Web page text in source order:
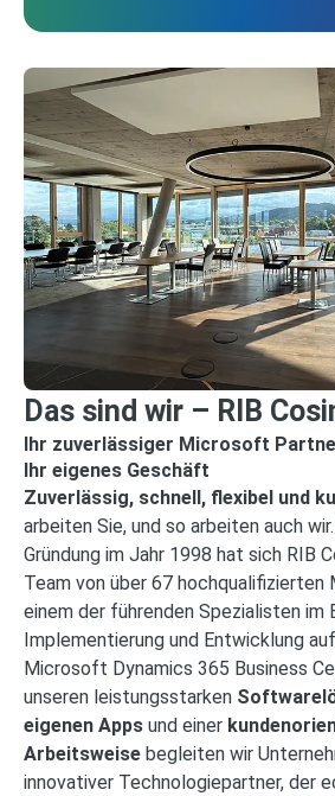
Das sind wir – RIB
Ihr zuverlässiger Microsoft
Ihr eigenes Geschäft
Zuverlässig, schnell, flexibel und
arbeiten Sie, und so arbeiten auch
Gründung im Jahr 1998 hat sich RIB
Team von über 67 hochqualifizierten
einem der führenden Spezialisten im
Implementierung und Entwicklung
Microsoft Dynamics 365 Business
unseren leistungsstarken
eigenen Apps und einer
Arbeitsweise begleiten wir
innovativer Technologiepartner, der